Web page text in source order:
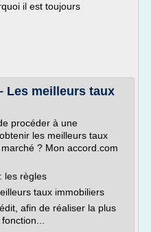
il est toujours
Les meilleurs taux
procéder à une
les meilleurs taux
? Mon accord.com
les règles
taux immobiliers
afin de réaliser la plus